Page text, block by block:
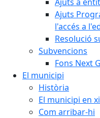
Ajuts
l'accés a
Resolució
Subvencions
Fons Next
El municipi
Història
El municipi en
Com arribar-hi